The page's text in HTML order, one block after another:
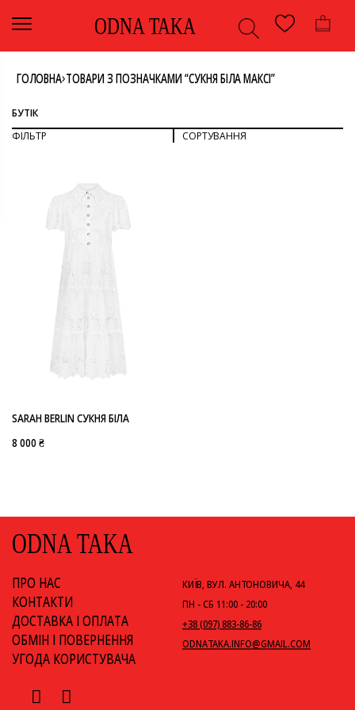
ODNA TAKA
ГОЛОВНА›ТОВАРИ З ПОЗНАЧКАМИ “СУКНЯ БІЛА МАКСІ”
БУТІК
ФІЛЬТР
СОРТУВАННЯ
ДИВИТИСЯ ВСЕ
ОДЯГ
СУКНЯ
СУКНЯ МАКСІ
БІЛИЙ
СОРТУВАТИ ЗА ЦІНОЮ: ВІД НИЖЧОЇ ДО ВИЩОЇ
СОРТУВАТИ ЗА ЦІНОЮ: ВІД ВИЩОЇ ДО НИЖЧОЇ
SARAH BERLIN СУКНЯ БІЛА
8 000 ₴
ODNA TAKA
ПРО НАС
КОНТАКТИ
ДОСТАВКА І ОПЛАТА
ОБМІН І ПОВЕРНЕННЯ
УГОДА КОРИСТУВАЧА
КИЇВ, ВУЛ. АНТОНОВИЧА, 44
ПН - СБ 11:00 - 20:00
+38 (097) 883-86-86
ODNATAKA.INFO@GMAIL.COM